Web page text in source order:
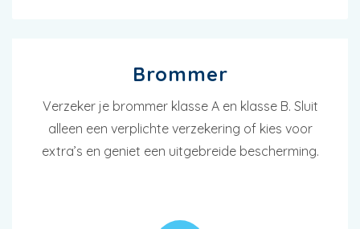
Brommer
Verzeker je brommer klasse A en klasse B. Sluit
alleen een verplichte verzekering of kies voor
extra’s en geniet een uitgebreide bescherming.